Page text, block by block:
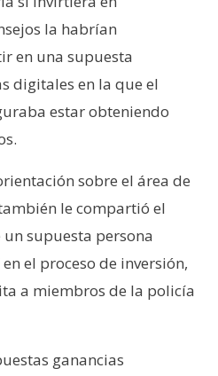
la habrían
en una supuesta
digitales en la que el
estar obteniendo
sobre el área de
le compartió el
supuesta persona
en el proceso de inversión,
a miembros de la policía
ganancias